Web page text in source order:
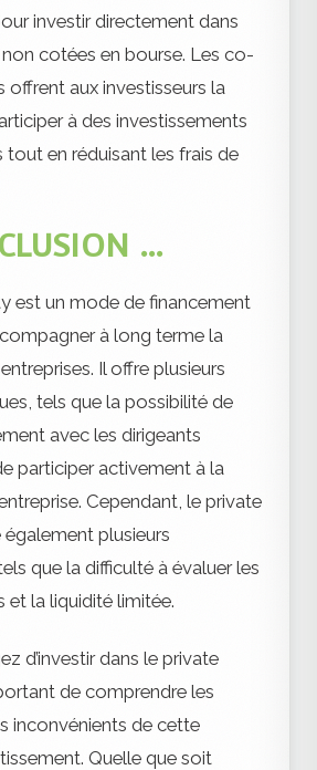
investir directement dans
cotées en bourse. Les co-
offrent aux investisseurs la
à des investissements
en réduisant les frais de
…
est un mode de financement
à long terme la
Il offre plusieurs
tels que la possibilité de
avec les dirigeants
participer activement à la
Cependant, le private
plusieurs
que la difficulté à évaluer les
et la liquidité limitée.
d’investir dans le private
de comprendre les
inconvénients de cette
Quelle que soit